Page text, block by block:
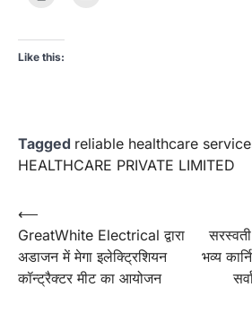
Like this:
Tagged reliable healthcare
HEALTHCARE PRIVATE LIMITED
Post
navigation
⟵
GreatWhite Electrical द्वारा
अडाजन में मेगा इलेक्ट्रिशियन
कॉन्ट्रैक्टर मीट का आयोजन
भव्य